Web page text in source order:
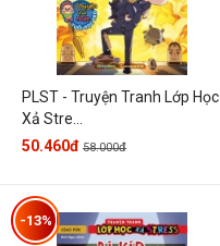
PLST - Truyện Tranh Lớp Học
Xả Stre...
50.460đ 58.000đ
-13%